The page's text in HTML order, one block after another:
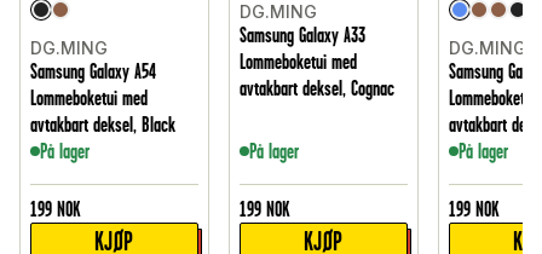
DG.MING
Samsung Galaxy A54
Lommeboketui med
avtakbart deksel, Black
På lager
199 NOK
KJØP
DG.MING
Samsung Galaxy A33
Lommeboketui med
avtakbart deksel, Cognac
På lager
199 NOK
KJØP
DG.MING
Samsung
Lommeboketui
avtakbart
På lager
199 NOK